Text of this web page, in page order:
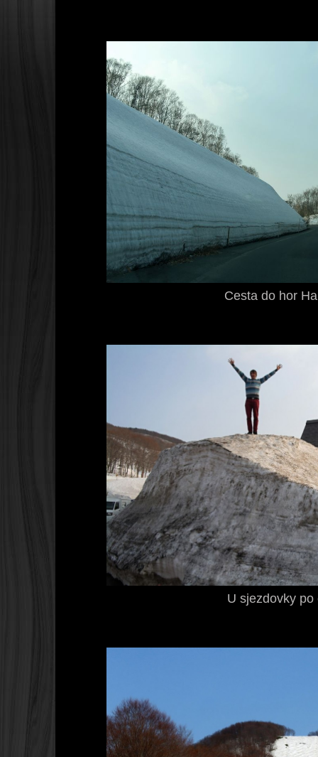
Cesta do hor
U sjezdovky po